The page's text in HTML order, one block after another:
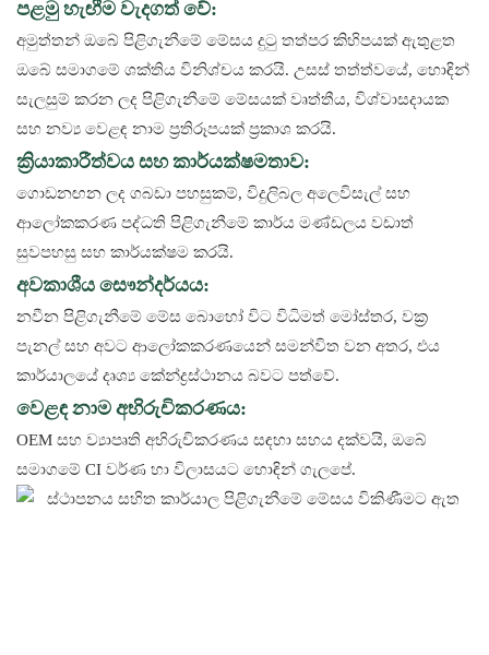
පළමු හැඟීම වැදගත් වේ:
අමුත්තන් ඔබේ පිළිගැනීමේ මේසය දුටු තත්පර කිහිපයක් ඇතුළත
ඔබේ සමාගමේ ශක්තිය විනිශ්චය කරයි. උසස් තත්ත්වයේ, හොඳින්
සැලසුම් කරන ලද පිළිගැනීමේ මේසයක් වෘත්තීය, විශ්වාසදායක
සහ නව්‍ය වෙළඳ නාම ප්‍රතිරූපයක් ප්‍රකාශ කරයි.
ක්‍රියාකාරීත්වය සහ කාර්යක්ෂමතාව:
ගොඩනඟන ලද ගබඩා පහසුකම්, විදුලිබල අලෙවිසැල් සහ
ආලෝකකරණ පද්ධති පිළිගැනීමේ කාර්ය මණ්ඩලය වඩාත්
සුවපහසු සහ කාර්යක්ෂම කරයි.
අවකාශීය සෞන්දර්යය:
නවීන පිළිගැනීමේ මේස බොහෝ විට විධිමත් මෝස්තර, වක්‍ර
පැනල් සහ අවට ආලෝකකරණයෙන් සමන්විත වන අතර, එය
කාර්යාලයේ දෘශ්‍ය කේන්ද්‍රස්ථානය බවට පත්වේ.
වෙළඳ නාම අභිරුචිකරණය:
OEM සහ ව්‍යාපෘති අභිරුචිකරණය සඳහා සහය දක්වයි, ඔබේ
සමාගමේ CI වර්ණ හා විලාසයට හොඳින් ගැලපේ.